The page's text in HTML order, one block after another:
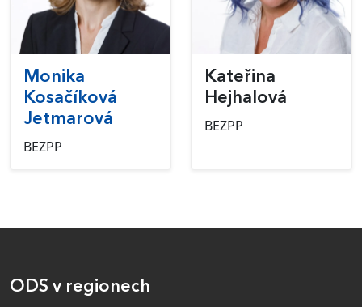
Monika
Kosačíková
Jetmarová
BEZPP
Kateřina
Hejhalová
BEZPP
ODS v regionech